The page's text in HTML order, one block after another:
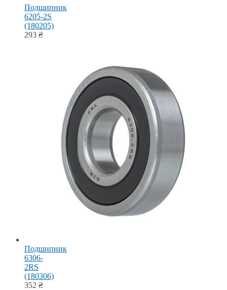
Подшипник
6205-2S
(180205)
293 ₴
Подшипник
6306-
2RS
(180306)
352 ₴